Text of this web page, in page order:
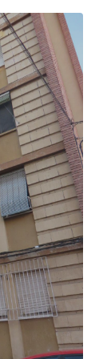
de
2026,
la
dúplex,
número
30830
útil de
en
plantas,
escalera